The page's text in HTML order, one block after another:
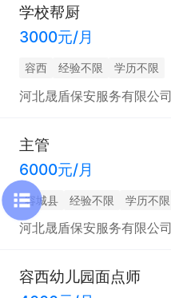
学校帮厨
3000元/月
容西 经验不限 学历不限
河北晟盾保安服务有限公司
主管
6000元/月
容城县 经验不限 学历不限
河北晟盾保安服务有限公司
容西幼儿园面点师